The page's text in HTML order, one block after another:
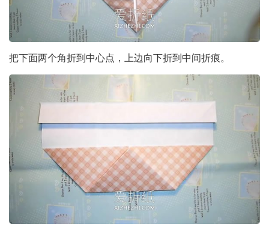
把下面两个角折到中心点，上边向下折到中间折痕。